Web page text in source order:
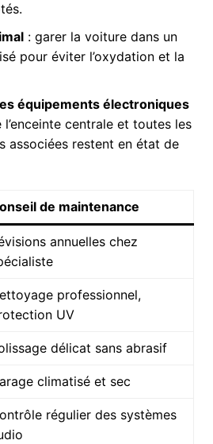
: garer la voiture dans un
pour éviter l’oxydation et la
équipements électroniques
l’enceinte centrale et toutes les
associées restent en état de
de maintenance
annuelles chez
professionnel,
UV
délicat sans abrasif
climatisé et sec
régulier des systèmes